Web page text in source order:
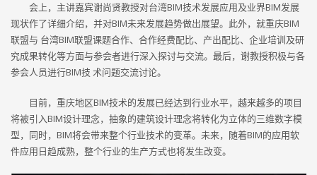
会上，主讲嘉宾谢尚贤教授对台湾BIM技术发展应用及业界BIM发展
现状作了详细介绍，并对BIM未来发展趋势做出展望。此外，就重庆BIM
联盟与 台湾BIM联盟课题合作、合作经费配比、产出配比、企业培训及研
究成果转化等方面与参会者进行深入探讨与交流。最后，谢教授积极与各
参会人员进行BIM技 术问题交流讨论。
目前，重庆地区BIM技术的发展已经达到行业水平，越来越多的项目
将被引入BIM设计理念，抽象的建筑设计理念将转化为立体的三维数字模
型，同时，BIM将会带来整个行业技术的变革。未来，随着BIM的应用软
件应用日趋成熟，整个行业的生产方式也将发生改变。